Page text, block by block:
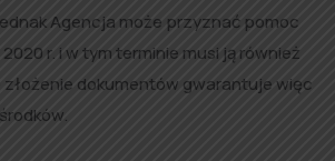
Agencja może przyznać pomoc
r. i w tym terminie musi ją również
dokumentów gwarantuje więc